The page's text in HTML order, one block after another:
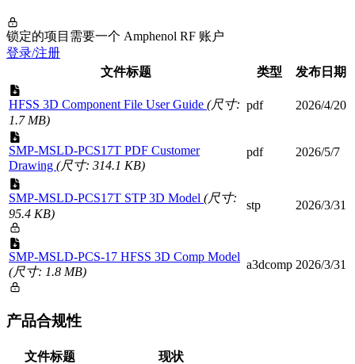
锁定的项目需要一个 Amphenol RF 账户
登录/注册
文件标题
类型 发布日期
HFSS 3D Component File User Guide (尺寸:
1.7 MB)
pdf 2026/4/20
SMP-MSLD-PCS17T PDF Customer
Drawing (尺寸: 314.1 KB)
pdf 2026/5/7
SMP-MSLD-PCS17T STP 3D Model (尺寸:
95.4 KB)
stp 2026/3/31
SMP-MSLD-PCS-17 HFSS 3D Comp Model
(尺寸: 1.8 MB)
a3dcomp 2026/3/31
产品合规性
文件标题 现状